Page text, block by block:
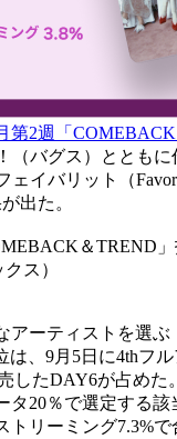
第2週「
（バグス）ととも
ェイバリット（
出た。
＆TREND
ス）
アーティストを選ぶ
は、9月5日に4thフ
したDAY6が占めた
タ20％で選定する
トリーミング7.3%